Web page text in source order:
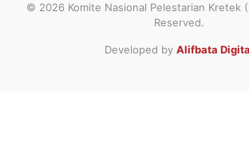
© 2026 Komite Nasional Pelestarian Kretek
Reserved.
Developed by Alifbata